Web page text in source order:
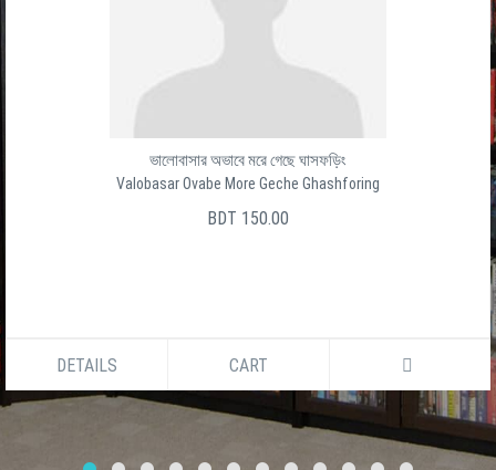
ভালোবাসার অভাবে মরে গেছে ঘাসফড়িং
Valobasar Ovabe More Geche Ghashforing
BDT 150.00
DETAILS CART